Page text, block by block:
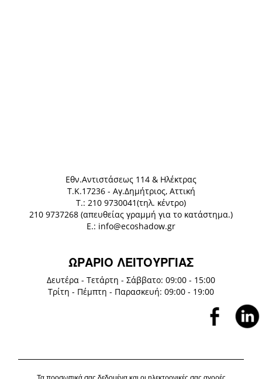
Eθν.Αντιστάσεως 114 & Ηλέκτρας
Τ.Κ.17236 - Αγ.Δημήτριος, Αττική
Τ.: 210 9730041(τηλ. κέντρο)
210 9737268 (απευθείας γραμμή για το κατάστημα.)
E.: info@ecoshadow.gr
ΩΡΑΡΙΟ ΛΕΙΤΟΥΡΓΙΑΣ
Δευτέρα - Τετάρτη - Σάββατο: 09:00 - 15:00
Τρίτη - Πέμπτη - Παρασκευή: 09:00 - 19:00